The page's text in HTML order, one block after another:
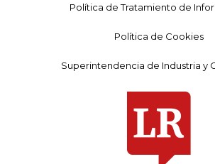
Política de Tratamiento de
Política de Cookies
Superintendencia de Industria y